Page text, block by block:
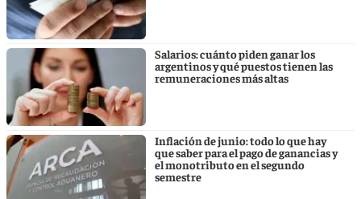
Salarios: cuánto piden ganar los
argentinos y qué puestos tienen las
remuneraciones más altas
Inflación de junio: todo lo que hay
que saber para el pago de ganancias y
el monotributo en el segundo
semestre